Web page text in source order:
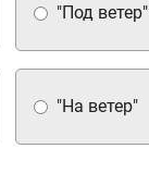
"Под ветер"
"На ветер"